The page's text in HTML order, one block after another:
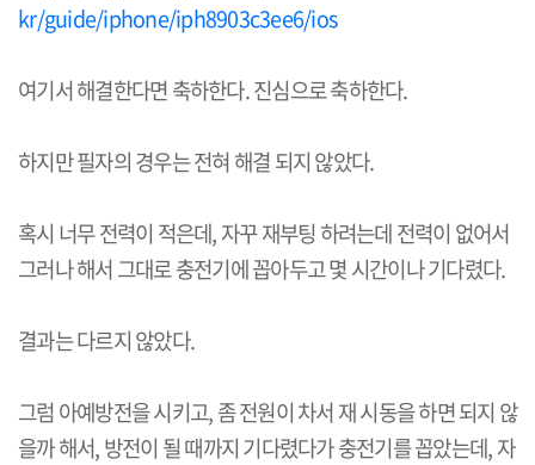
kr/guide/iphone/iph8903c3ee6/ios
여기서 해결한다면 축하한다. 진심으로 축하한다.
하지만 필자의 경우는 전혀 해결 되지 않았다.
혹시 너무 전력이 적은데, 자꾸 재부팅 하려는데 전력이 없어서
그러나 해서 그대로 충전기에 꼽아두고 몇 시간이나 기다렸다.
결과는 다르지 않았다.
그럼 아예방전을 시키고, 좀 전원이 차서 재 시동을 하면 되지 않
을까 해서, 방전이 될 때까지 기다렸다가 충전기를 꼽았는데, 자